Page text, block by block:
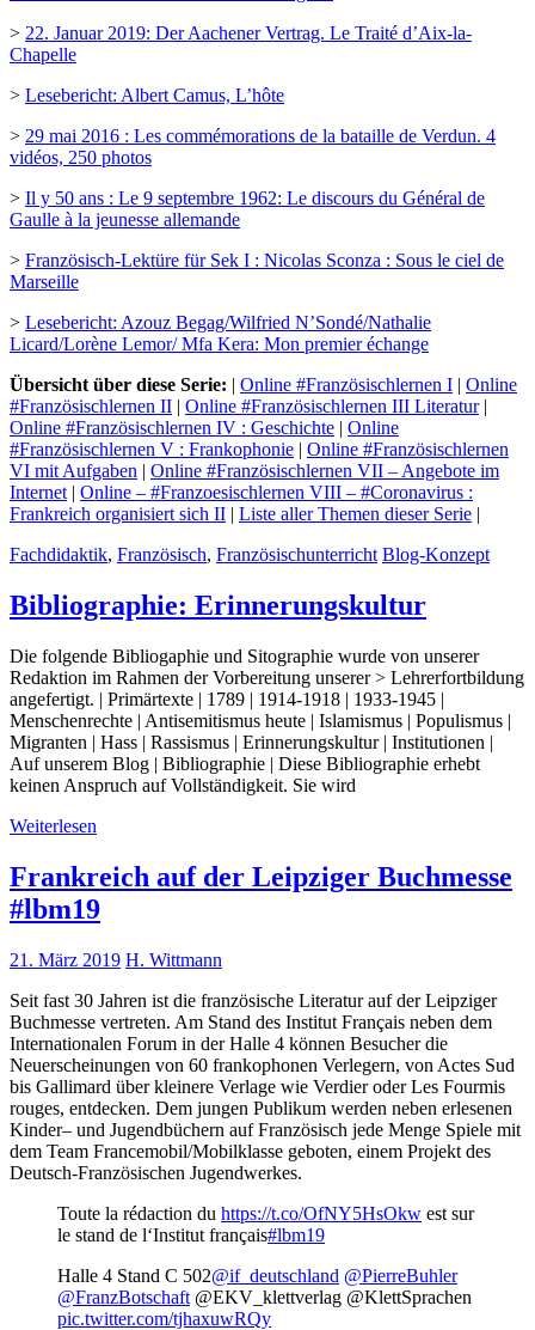
> 22. Januar 2019: Der Aachener Vertrag. Le Traité d’Aix-la-
Chapelle
> Lesebericht: Albert Camus, L’hôte
> 29 mai 2016 : Les commémorations de la bataille de Verdun. 4
vidéos, 250 photos
> Il y 50 ans : Le 9 septembre 1962: Le discours du Général de
Gaulle à la jeunesse allemande
> Französisch-Lektüre für Sek I : Nicolas Sconza : Sous le ciel de
Marseille
> Lesebericht: Azouz Begag/Wilfried N’Sondé/Nathalie
Licard/Lorène Lemor/ Mfa Kera: Mon premier échange
Übersicht über diese Serie: | Online #Französischlernen I | Online
#Französischlernen II | Online #Französischlernen III Literatur|
Online #Französischlernen IV : Geschichte | Online
#Französischlernen V : Frankophonie | Online #Französischlernen
VI mit Aufgaben | Online #Französischlernen VII – Angebote im
Internet | Online – #Franzoesischlernen VIII – #Coronavirus :
Frankreich organisiert sich II | Liste aller Themen dieser Serie |
Fachdidaktik, Französisch, Französischunterricht Blog-Konzept
Bibliographie: Erinnerungskultur
Die folgende Bibliogaphie und Sitographie wurde von unserer
Redaktion im Rahmen der Vorbereitung unserer > Lehrerfortbildung
angefertigt. | Primärtexte | 1789 | 1914-1918 | 1933-1945 |
Menschenrechte | Antisemitismus heute | Islamismus | Populismus |
Migranten | Hass | Rassismus | Erinnerungskultur | Institutionen |
Auf unserem Blog | Bibliographie | Diese Bibliographie erhebt
keinen Anspruch auf Vollständigkeit. Sie wird
Weiterlesen
Frankreich auf der Leipziger Buchmesse
#lbm19
21. März 2019 H. Wittmann
Seit fast 30 Jahren ist die französische Literatur auf der Leipziger
Buchmesse vertreten. Am Stand des Institut Français neben dem
Internationalen Forum in der Halle 4 können Besucher die
Neuerscheinungen von 60 frankophonen Verlegern, von Actes Sud
bis Gallimard über kleinere Verlage wie Verdier oder Les Fourmis
rouges, entdecken. Dem jungen Publikum werden neben erlesenen
Kinder– und Jugendbüchern auf Französisch jede Menge Spiele mit
dem Team Francemobil/Mobilklasse geboten, einem Projekt des
Deutsch-Französischen Jugendwerkes.
Toute la rédaction du https://t.co/OfNY5HsOkw est sur
le stand de l‘Institut français#lbm19
Halle 4 Stand C 502@if_deutschland @PierreBuhler
@FranzBotschaft @EKV_klettverlag @KlettSprachen
pic.twitter.com/tjhaxuwRQy